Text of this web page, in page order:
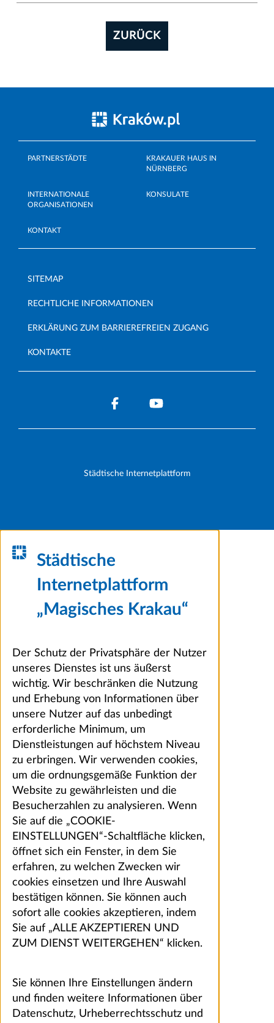
ZURÜCK
PARTNERSTÄDTE
KRAKAUER HAUS IN
NÜRNBERG
INTERNATIONALE
ORGANISATIONEN
KONSULATE
KONTAKT
SITEMAP
RECHTLICHE INFORMATIONEN
ERKLÄRUNG ZUM BARRIEREFREIEN ZUGANG
KONTAKTE
Städtische Internetplattform
Städtische
Internetplattform
„Magisches Krakau“
Der Schutz der Privatsphäre der Nutzer
unseres Dienstes ist uns äußerst
wichtig. Wir beschränken die Nutzung
und Erhebung von Informationen über
unsere Nutzer auf das unbedingt
erforderliche Minimum, um
Dienstleistungen auf höchstem Niveau
zu erbringen. Wir verwenden cookies,
um die ordnungsgemäße Funktion der
Website zu gewährleisten und die
Besucherzahlen zu analysieren. Wenn
Sie auf die „COOKIE-
EINSTELLUNGEN“-Schaltfläche klicken,
öffnet sich ein Fenster, in dem Sie
erfahren, zu welchen Zwecken wir
cookies einsetzen und Ihre Auswahl
bestätigen können. Sie können auch
sofort alle cookies akzeptieren, indem
Sie auf „ALLE AKZEPTIEREN UND
ZUM DIENST WEITERGEHEN“ klicken.
Sie können Ihre Einstellungen ändern
und finden weitere Informationen über
Datenschutz, Urheberrechtsschutz und